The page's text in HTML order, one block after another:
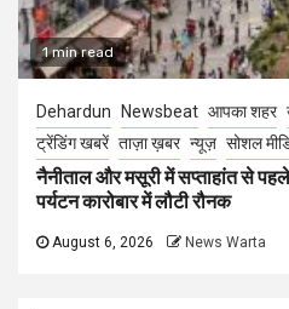
1 min read
Dehardun Newsbeat आपका शहर
ट्रेंडिंग खबरें ताज़ा ख़बर न्यूज़ सोशल
नैनीताल और मसूरी में सप्ताहांत से
पर्यटन कारोबार में लौटी रौनक
August 6, 2026 News Warta